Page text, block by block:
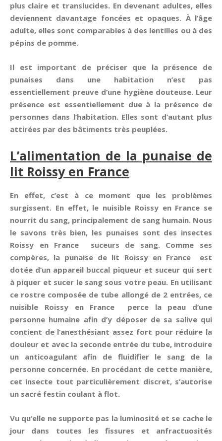
plus claire et translucides. En devenant adultes, elles
deviennent davantage foncées et opaques. À l’âge
adulte, elles sont comparables à des lentilles ou à des
pépins de pomme.
Il est important de préciser que la présence de
punaises dans une habitation n’est pas
essentiellement preuve d’une hygiène douteuse. Leur
présence est essentiellement due à la présence de
personnes dans l’habitation. Elles sont d’autant plus
attirées par des bâtiments très peuplées.
L’alimentation de la punaise de
lit Roissy en France
En effet, c’est à ce moment que les problèmes
surgissent. En effet, le nuisible Roissy en France se
nourrit du sang, principalement de sang humain. Nous
le savons très bien, les punaises sont des insectes
Roissy en France suceurs de sang. Comme ses
compères, la punaise de lit Roissy en France est
dotée d’un appareil buccal piqueur et suceur qui sert
à piquer et sucer le sang sous votre peau. En utilisant
ce rostre composée de tube allongé de 2 entrées, ce
nuisible Roissy en France perce la peau d’une
personne humaine afin d’y déposer de sa salive qui
contient de l’anesthésiant assez fort pour réduire la
douleur et avec la seconde entrée du tube, introduire
un anticoagulant afin de fluidifier le sang de la
personne concernée. En procédant de cette manière,
cet insecte tout particulièrement discret, s’autorise
un sacré festin coulant à flot.
Vu qu’elle ne supporte pas la luminosité et se cache le
jour dans toutes les fissures et anfractuosités